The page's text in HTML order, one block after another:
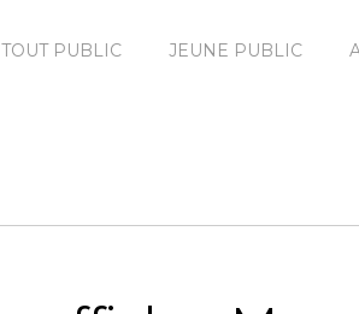
TOUT PUBLIC JEUNE PUBLIC